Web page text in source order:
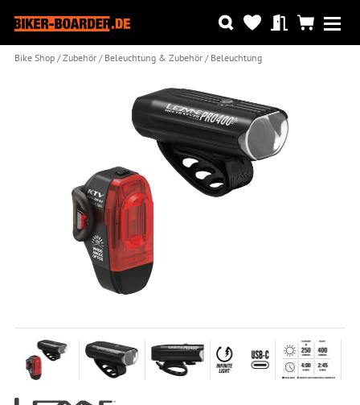
Bike Shop Zubehör Beleuchtung & Zubehör Beleuchtung